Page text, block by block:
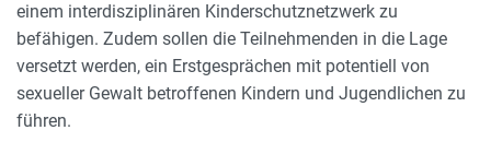
einem interdisziplinären Kinderschutznetzwerk zu
befähigen. Zudem sollen die Teilnehmenden in die Lage
versetzt werden, ein Erstgesprächen mit potentiell von
sexueller Gewalt betroffenen Kindern und Jugendlichen zu
führen.